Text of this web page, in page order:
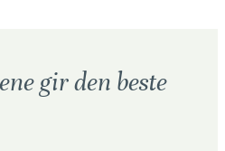
gir den beste